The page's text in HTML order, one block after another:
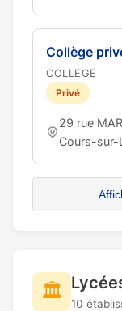
Collège
COLLEGE
Privé
29 rue
Cours-sur-
🏛️
10